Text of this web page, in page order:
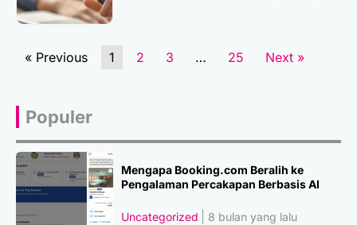
« Previous 1 2 3 … 25 Next »
Populer
Mengapa Booking.com Beralih ke
Pengalaman Percakapan Berbasis AI
Uncategorized 8 bulan yang lalu